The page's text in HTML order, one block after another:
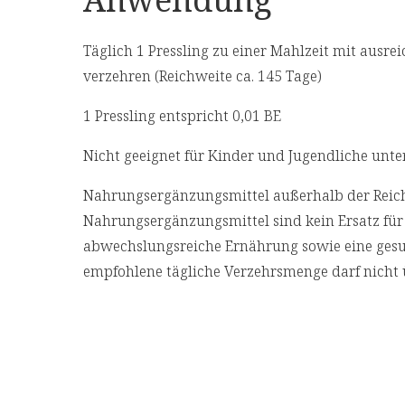
Täglich 1 Pressling zu einer Mahlzeit mit
verzehren (Reichweite ca. 145 Tage)
1 Pressling entspricht 0,01 BE
Nicht geeignet für Kinder und Jugendliche
Nahrungsergänzungsmittel außerhalb der
Nahrungsergänzungsmittel sind kein Ersatz
abwechslungsreiche Ernährung sowie eine
empfohlene tägliche Verzehrsmenge darf